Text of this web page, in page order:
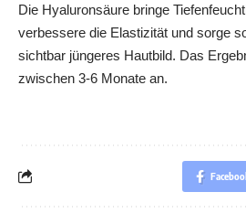
Die Hyaluronsäure bringe
verbessere die Elastizität und sorge
sichtbar jüngeres Hautbild. Das
zwischen 3-6 Monate an.